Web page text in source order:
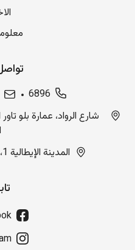
6896
المدينة الإيطالية 1، بناية 130، أربيل، العراق